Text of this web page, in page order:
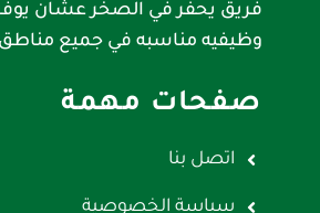
فريق يحفر في الصخر عشان
وظيفيه مناسبه في جميع مناطق
صفحات مهمة
اتصل بنا
سياسة الخصوصية